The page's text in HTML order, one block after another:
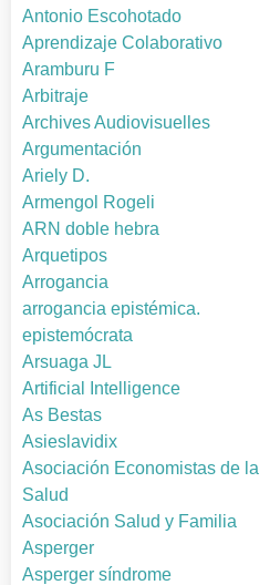
Antonio Escohotado
Aprendizaje Colaborativo
Aramburu F
Arbitraje
Archives Audiovisuelles
Argumentación
Ariely D.
Armengol Rogeli
ARN doble hebra
Arquetipos
Arrogancia
arrogancia epistémica.
epistemócrata
Arsuaga JL
Artificial Intelligence
As Bestas
Asieslavidix
Asociación Economistas de la
Salud
Asociación Salud y Familia
Asperger
Asperger síndrome